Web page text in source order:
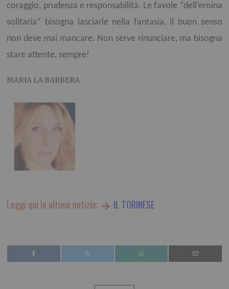
coraggio, prudenza e responsabilità. Le favole “dell’eroina
solitaria” bisogna lasciarle nella fantasia, il buon senso
non deve mai mancare. Non serve rinunciare, ma bisogna
stare attente, sempre!
MARIA LA BARBERA
Leggi qui le ultime notizie: IL TORINESE